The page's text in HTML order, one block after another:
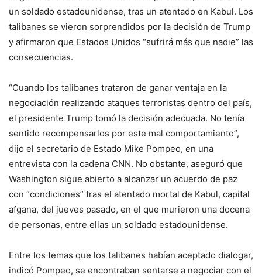
un soldado estadounidense, tras un atentado en Kabul. Los
talibanes se vieron sorprendidos por la decisión de Trump
y afirmaron que Estados Unidos “sufrirá más que nadie” las
consecuencias.
“Cuando los talibanes trataron de ganar ventaja en la
negociación realizando ataques terroristas dentro del país,
el presidente Trump tomó la decisión adecuada. No tenía
sentido recompensarlos por este mal comportamiento”,
dijo el secretario de Estado Mike Pompeo, en una
entrevista con la cadena CNN. No obstante, aseguró que
Washington sigue abierto a alcanzar un acuerdo de paz
con “condiciones” tras el atentado mortal de Kabul, capital
afgana, del jueves pasado, en el que murieron una docena
de personas, entre ellas un soldado estadounidense.
Entre los temas que los talibanes habían aceptado dialogar,
indicó Pompeo, se encontraban sentarse a negociar con el